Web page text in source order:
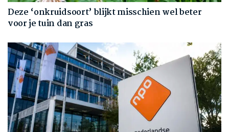
Deze ‘onkruidsoort’ blijkt misschien wel beter
voor je tuin dan gras